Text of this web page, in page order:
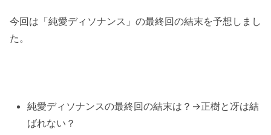
今回は「純愛ディソナンス」の最終回の結末を予想しまし
た。
純愛ディソナンスの最終回の結末は？→正樹と冴は結
ばれない？